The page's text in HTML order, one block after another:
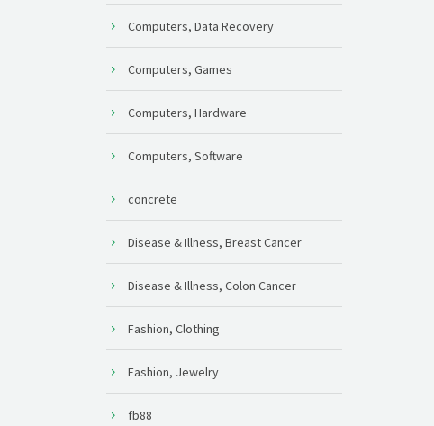
Computers, Data Recovery
Computers, Games
Computers, Hardware
Computers, Software
concrete
Disease & Illness, Breast Cancer
Disease & Illness, Colon Cancer
Fashion, Clothing
Fashion, Jewelry
fb88